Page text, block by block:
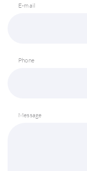
E-mail
Phone
Message